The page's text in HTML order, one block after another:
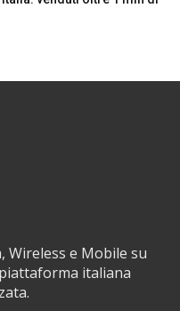
Wireless e Mobile su
italiana